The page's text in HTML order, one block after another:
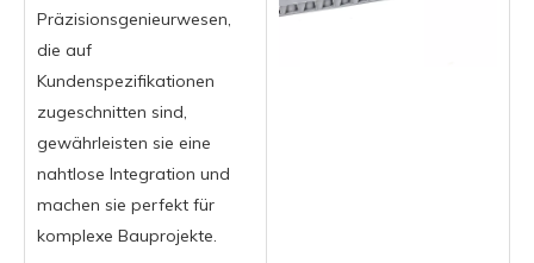
Präzisionsgenieurwesen,
die auf
Kundenspezifikationen
zugeschnitten sind,
gewährleisten sie eine
nahtlose Integration und
machen sie perfekt für
komplexe Bauprojekte.